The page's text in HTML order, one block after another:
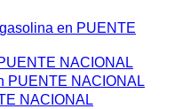
en PUENTE
NACIONAL
PUENTE NACIONAL
NACIONAL